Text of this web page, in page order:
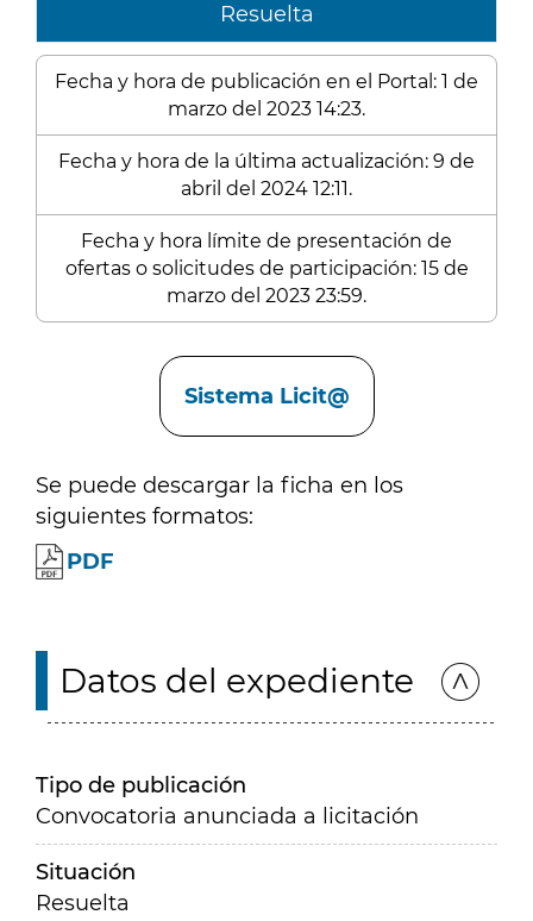
Resuelta
Fecha y hora de publicación en el Portal: 1 de
marzo del 2023 14:23.
Fecha y hora de la última actualización: 9 de
abril del 2024 12:11.
Fecha y hora límite de presentación de
ofertas o solicitudes de participación: 15 de
marzo del 2023 23:59.
Sistema Licit@
Se puede descargar la ficha en los
siguientes formatos:
PDF
Datos del expediente
Tipo de publicación
Convocatoria anunciada a licitación
Situación
Resuelta